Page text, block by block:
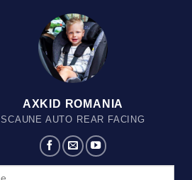
AXKID ROMANIA
SCAUNE AUTO REAR FACING